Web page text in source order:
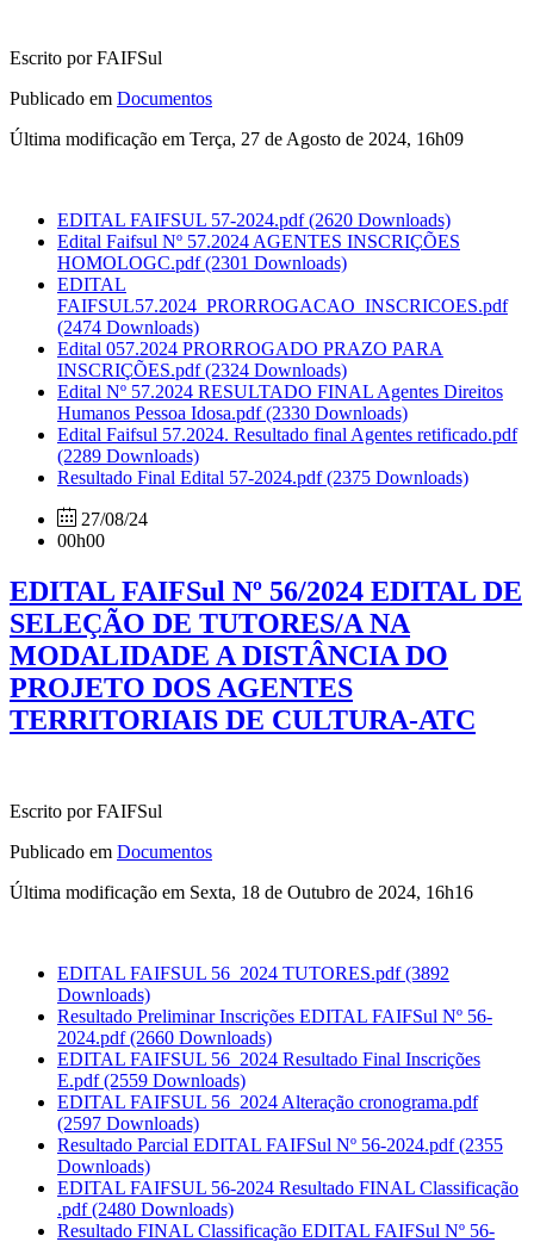
Escrito por FAIFSul
Publicado em Documentos
Última modificação em Terça, 27 de Agosto de 2024, 16h09
EDITAL FAIFSUL 57-2024.pdf(2620 Downloads)
Edital Faifsul Nº 57.2024 AGENTES INSCRIÇÕES
HOMOLOGC.pdf(2301 Downloads)
EDITAL
FAIFSUL57.2024_PRORROGACAO_INSCRICOES.pdf
(2474 Downloads)
Edital 057.2024 PRORROGADO PRAZO PARA
INSCRIÇÕES.pdf(2324 Downloads)
Edital Nº 57.2024 RESULTADO FINAL Agentes Direitos
Humanos Pessoa Idosa.pdf(2330 Downloads)
Edital Faifsul 57.2024. Resultado final Agentes retificado.pdf
(2289 Downloads)
Resultado Final Edital 57-2024.pdf(2375 Downloads)
27/08/24
00h00
EDITAL FAIFSul Nº 56/2024 EDITAL DE
SELEÇÃO DE TUTORES/A NA
MODALIDADE A DISTÂNCIA DO
PROJETO DOS AGENTES
TERRITORIAIS DE CULTURA-ATC
Escrito por FAIFSul
Publicado em Documentos
Última modificação em Sexta, 18 de Outubro de 2024, 16h16
EDITAL FAIFSUL 56_2024 TUTORES.pdf(3892
Downloads)
Resultado Preliminar Inscrições EDITAL FAIFSul Nº 56-
2024.pdf(2660 Downloads)
EDITAL FAIFSUL 56_2024 Resultado Final Inscrições
E.pdf(2559 Downloads)
EDITAL FAIFSUL 56_2024 Alteração cronograma.pdf
(2597 Downloads)
Resultado Parcial EDITAL FAIFSul Nº 56-2024.pdf(2355
Downloads)
EDITAL FAIFSUL 56-2024 Resultado FINAL Classificação
.pdf(2480 Downloads)
Resultado FINAL Classificação EDITAL FAIFSul Nº 56-